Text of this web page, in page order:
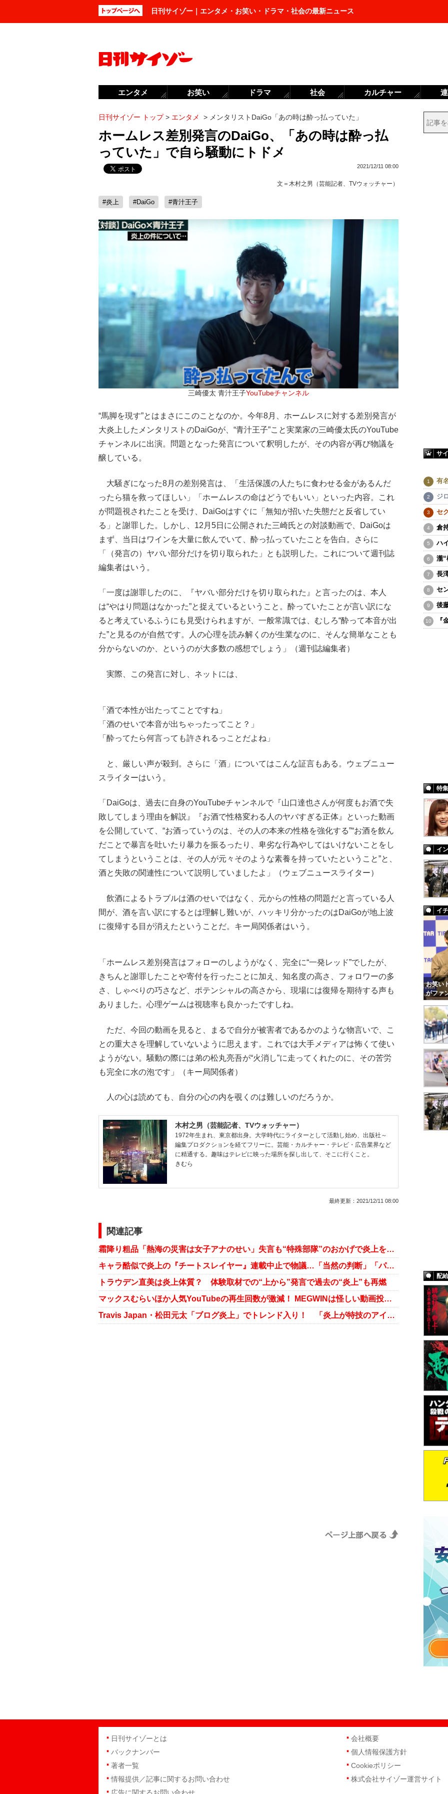
日刊サイゾー｜エンタメ・お笑い・ドラマ・社会の最新ニュース
日刊サイゾー トップ> エンタメ > メンタリストDaiGo「あの時は酔っ払っていた」
ホームレス差別発言のDaiGo、「あの時は酔っ払
っていた」で自ら騒動にトドメ
2021/12/11 08:00
文＝ 木村之男（芸能記者、TVウォッチャー）
#炎上 #DaiGo #青汁王子
三崎優太 青汁王子YouTubeチャンネル
“馬脚を現す”とはまさにこのことなのか。今年8月、ホームレスに対する差別発言が
大炎上したメンタリストのDaiGoが、“青汁王子”こと実業家の三崎優太氏のYouTube
チャンネルに出演。問題となった発言について釈明したが、その内容が再び物議を
醸している。
大騒ぎになった8月の差別発言は、「生活保護の人たちに食わせる金があるんだ
ったら猫を救ってほしい」「ホームレスの命はどうでもいい」といった内容。これ
が問題視されたことを受け、DaiGoはすぐに「無知が招いた失態だと反省してい
る」と謝罪した。しかし、12月5日に公開された三崎氏との対談動画で、DaiGoは
まず、当日はワインを大量に飲んでいて、酔っ払っていたことを告白。さらに
「（発言の）ヤバい部分だけを切り取られた」とも説明した。これについて週刊誌
編集者はいう。
「一度は謝罪したのに、『ヤバい部分だけを切り取られた』と言ったのは、本人
は“やはり問題はなかった”と捉えているということ。酔っていたことが言い訳にな
ると考えているふうにも見受けられますが、一般常識では、むしろ“酔って本音が出
た”と見るのが自然です。人の心理を読み解くのが生業なのに、そんな簡単なことも
分からないのか、というのが大多数の感想でしょう」（週刊誌編集者）
実際、この発言に対し、ネットには、
「酒で本性が出たってことですね」
「酒のせいで本音が出ちゃったってこと？」
「酔ってたら何言っても許されるっことだよね」
と、厳しい声が殺到。さらに「酒」についてはこんな証言もある。ウェブニュー
スライターはいう。
「DaiGoは、過去に自身のYouTubeチャンネルで『山口達也さんが何度もお酒で失
敗してしまう理由を解説』『お酒で性格変わる人のヤバすぎる正体』といった動画
を公開していて、“お酒っていうのは、その人の本来の性格を強化する”“お酒を飲ん
だことで暴言を吐いたり暴力を振るったり、卑劣な行為やしてはいけないことをし
てしまうということは、その人が元々そのような素養を持っていたということ”と、
酒と失敗の関連性について説明していましたよ」（ウェブニュースライター）
飲酒によるトラブルは酒のせいではなく、元からの性格の問題だと言っている人
間が、酒を言い訳にするとは理解し難いが、ハッキリ分かったのはDaiGoが地上波
に復帰する目が消えたということだ。キー局関係者はいう。
「ホームレス差別発言はフォローのしようがなく、完全に“一発レッド”でしたが、
きちんと謝罪したことや寄付を行ったことに加え、知名度の高さ、フォロワーの多
さ、しゃべりの巧さなど、ポテンシャルの高さから、現場には復帰を期待する声も
ありました。心理ゲームは視聴率も良かったですしね。
ただ、今回の動画を見ると、まるで自分が被害者であるかのような物言いで、こ
との重大さを理解していないように思えます。これでは大手メディアは怖くて使い
ようがない。騒動の際には弟の松丸亮吾が“火消し”に走ってくれたのに、その苦労
も完全に水の泡です」（キー局関係者）
人の心は読めても、自分の心の内を覗くのは難しいのだろうか。
木村之男（芸能記者、TVウォッチャー）
1972年生まれ、東京都出身。大学時代にライターとして活動し始め、出版社～
編集プロダクションを経てフリーに。芸能・カルチャー・テレビ・広告業界など
に精通する。趣味はテレビに映った場所を探し出して、そこに行くこと。
きむら
最終更新： 2021/12/11 08:00
関連記事
霜降り粗品「熱海の災害は女子アナのせい」失言も“特殊部隊”のおかげで炎上を回避か
キャラ酷似で炎上の『チートスレイヤー』連載中止で物議…「当然の判断」「パロディ許されない風潮怖い」と賛否
トラウデン直美は炎上体質？ 体験取材での“上から”発言で過去の“炎上”も再燃
マックスむらいほか人気YouTubeの再生回数が激減！ MEGWINは怪しい動画投稿で小銭稼ぎ!? バイト生活に逆戻りか？
Travis Japan・松田元太「ブログ炎上」でトレンド入り！ 「炎上が特技のアイドルって…」と話題に
サ
有
ジ
セ
倉
ハ
瀧“
長
セ
後
『
特集
イ
イ
お笑い
がファ
配
エンタメ お笑い ドラマ 社会 カルチャー
日刊サイゾーとは
バックナンバー
著者一覧
情報提供／記事に関するお問い合わせ
会社概要
個人情報保護方針
Cookieポリシー
株式会社サイゾー運営サイト